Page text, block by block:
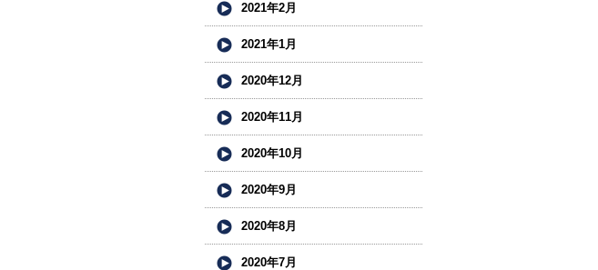
2021年2月
2021年1月
2020年12月
2020年11月
2020年10月
2020年9月
2020年8月
2020年7月